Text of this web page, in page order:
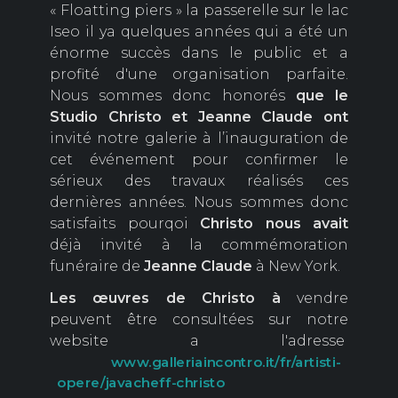
« Floatting piers » la passerelle sur le lac
Iseo il ya quelques années qui a été un
énorme succès dans le public et a
profité d'une organisation parfaite.
Nous sommes donc honorés que le
Studio Christo et Jeanne Claude ont
invité notre galerie à l’inauguration de
cet événement pour confirmer le
sérieux des travaux réalisés ces
dernières années. Nous sommes donc
satisfaits pourqoi Christo nous avait
déjà invité à la commémoration
funéraire de Jeanne Claude à New York.
Les œuvres de Christo à vendre
peuvent être consultées sur notre
website a l'adresse
www.galleriaincontro.it/fr/artisti-
opere/javacheff-christo